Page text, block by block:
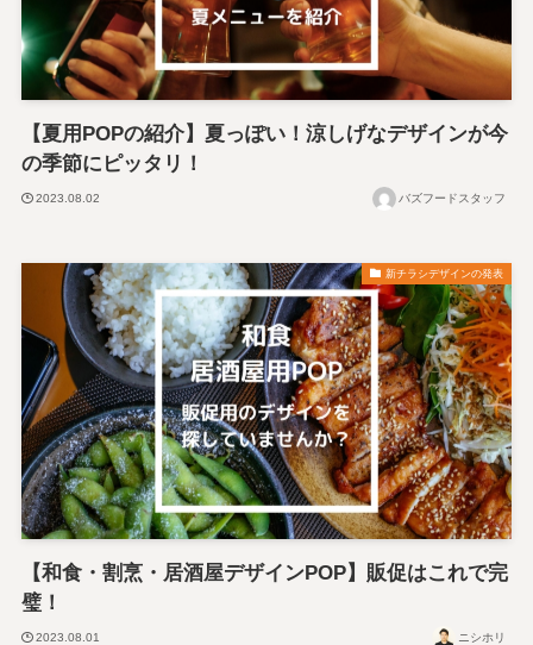
【夏用POPの紹介】夏っぽい！涼しげなデザインが今
の季節にピッタリ！
2023.08.02 バズフードスタッフ
新チラシデザインの発表
【和食・割烹・居酒屋デザインPOP】販促はこれで完
璧！
2023.08.01 ニシホリ